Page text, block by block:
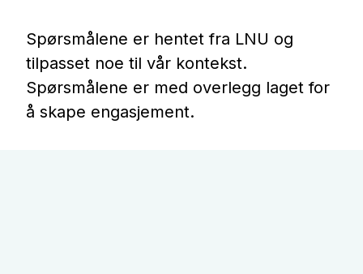
Spørsmålene er hentet fra LNU og
tilpasset noe til vår kontekst.
Spørsmålene er med overlegg laget for
å skape engasjement.